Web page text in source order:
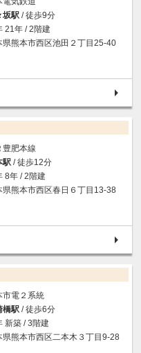
坂駅 / 徒歩9分
21年 / 2階建
県熊本市西区池田２丁目25-40
豊肥本線
駅 / 徒歩12分
8年 / 2階建
県熊本市西区春日６丁目13-38
市電２系統
橋駅 / 徒歩6分
新築 / 3階建
県熊本市西区二本木３丁目9-28